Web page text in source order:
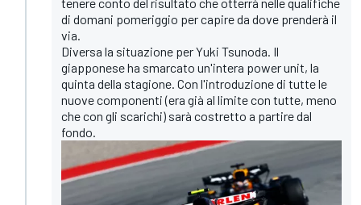
di domani pomeriggio per capire da dove prenderà il
via.
Diversa la situazione per Yuki Tsunoda. Il
giapponese ha smarcato un'intera power unit, la
quinta della stagione. Con l'introduzione di tutte le
nuove componenti (era già al limite con tutte, meno
che con gli scarichi) sarà costretto a partire dal
fondo.